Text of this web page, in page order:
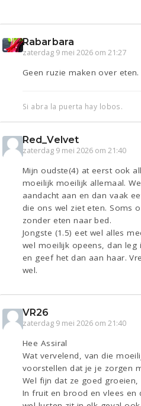
Rabarbara
zaterdag 9 mei 2026 om 21:27
Geen ruzie maken over
Si abra la puerta hay lobos.
Red_Velvet
zaterdag 9 mei 2026 om 21:40
Mijn oudste(4) at eerst ook
moeilijk moeilijk allemaal.
aandacht aan en dan vaak
die ons wel ziet eten. Soms
zonder eten naar bed.
Jongste (1.5) eet wel alles
wel moeilijk opeens, dan
en geef het dan aan haar.
wel.
VR26
zaterdag 9 mei 2026 om 21:40
Hee Assiral
Wat vervelend, van die
voorstellen dat je je zorgen
Wel fijn dat ze goed
In fruit en brood en vlees en